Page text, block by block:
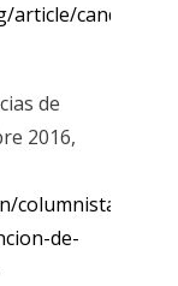
candidate-
de
2016,
columnistas/
de-